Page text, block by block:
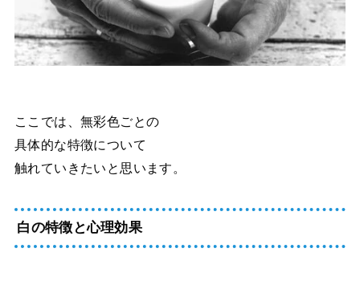
ここでは、無彩色ごとの
具体的な特徴について
触れていきたいと思います。
白の特徴と心理効果